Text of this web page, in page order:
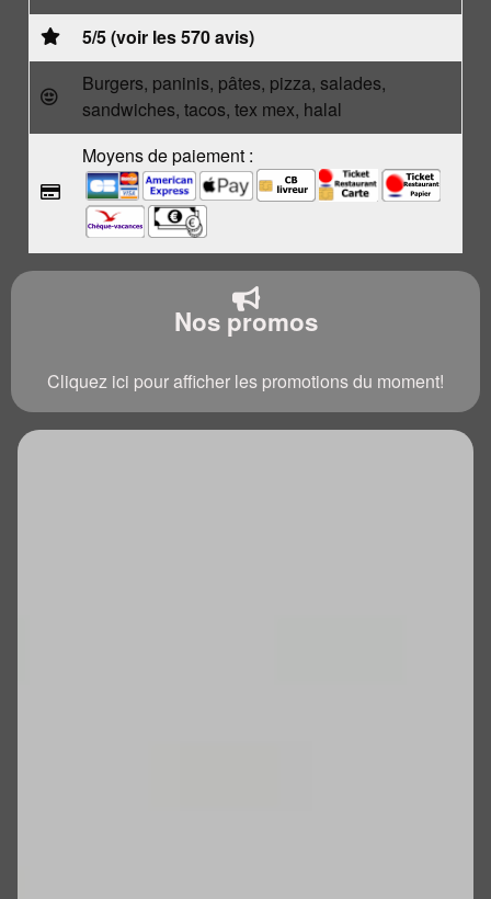
5/5 (voir les 570 avis)
Burgers, paninis, pâtes, pizza, salades,
sandwiches, tacos, tex mex, halal
Moyens de paiement :
Nos promos
Cliquez ici pour afficher les promotions du moment!